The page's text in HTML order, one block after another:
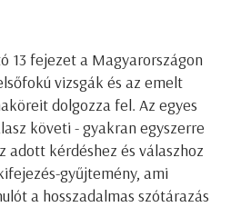
13 fejezet a Magyarországon
vizsgák és az emelt
dolgozza fel. Az egyes
követi - gyakran egyszerre
adott kérdéshez és válaszhoz
gyűjtemény, ami
a hosszadalmas szótárazás